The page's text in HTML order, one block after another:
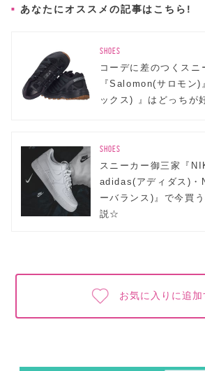
あなたにオススメの記事はこちら!
SHOES
コーデに差のつくスニ
『Salomon(サロモ
ックス) 』はどっちが
SHOES
スニーカー御三家『
adidas(アディダス)・
ーバランス)』で今買
説☆
お気に入りに追加